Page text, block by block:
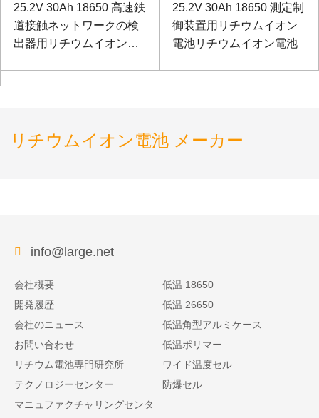
25.2V 30Ah 18650 高速鉄
道接触ネットワークの検
出器用リチウムイオン電
25.2V 30Ah 18650 測定制
御装置用リチウムイオン
電池リチウムイオン電池
リチウムイオン電池 メーカー
info@large.net
会社概要
開発履歴
会社のニュース
お問い合わせ
リチウム電池専門研究所
テクノロジーセンター
マニュファクチャリングセンタ
低温 18650
低温 26650
低温角型アルミケース
低温ポリマー
ワイド温度セル
防爆セル